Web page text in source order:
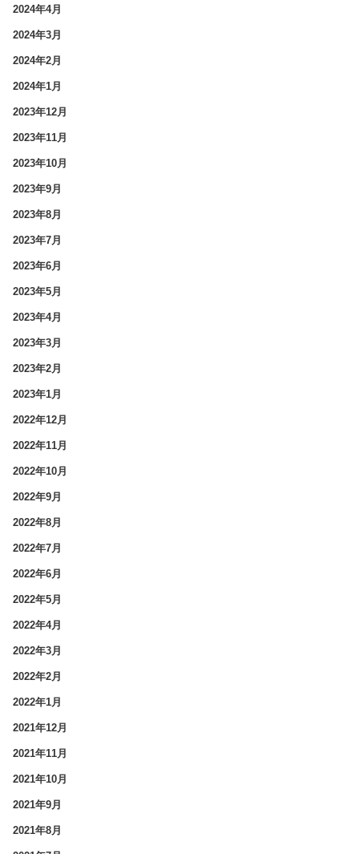
2024年4月
2024年3月
2024年2月
2024年1月
2023年12月
2023年11月
2023年10月
2023年9月
2023年8月
2023年7月
2023年6月
2023年5月
2023年4月
2023年3月
2023年2月
2023年1月
2022年12月
2022年11月
2022年10月
2022年9月
2022年8月
2022年7月
2022年6月
2022年5月
2022年4月
2022年3月
2022年2月
2022年1月
2021年12月
2021年11月
2021年10月
2021年9月
2021年8月